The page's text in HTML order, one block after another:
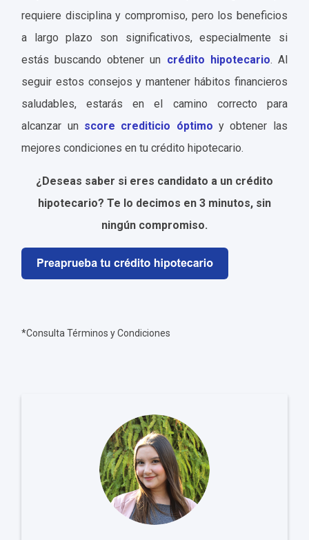
requiere disciplina y compromiso, pero los beneficios
a largo plazo son significativos, especialmente si
estás buscando obtener un crédito hipotecario. Al
seguir estos consejos y mantener hábitos financieros
saludables, estarás en el camino correcto para
alcanzar un score crediticio óptimo y obtener las
mejores condiciones en tu crédito hipotecario.
¿Deseas saber si eres candidato a un crédito
hipotecario? Te lo decimos en 3 minutos, sin
ningún compromiso.
*Consulta Términos y Condiciones